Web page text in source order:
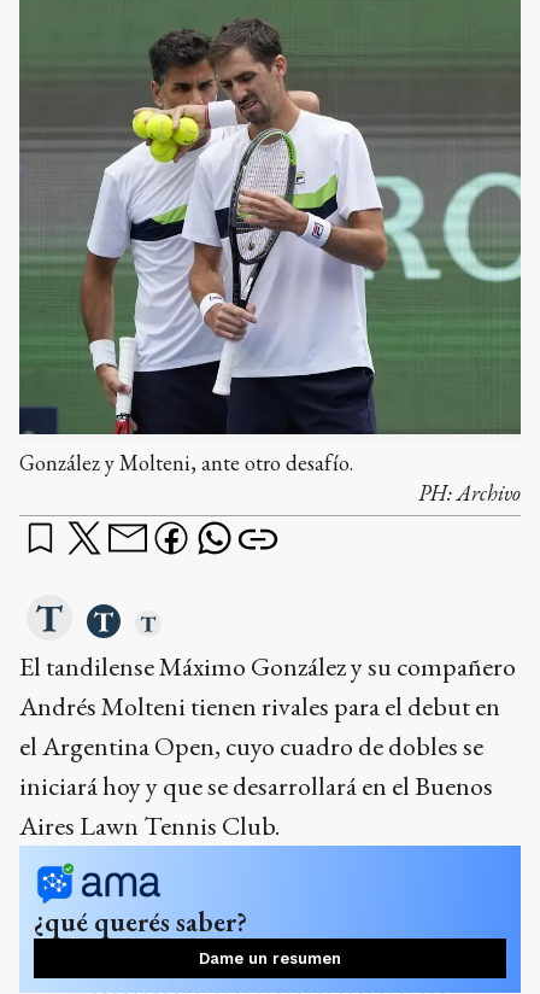
González y Molteni, ante otro desafío.
PH:Archivo
El tandilense Máximo González y su compañero
Andrés Molteni tienen rivales para el debut en
el Argentina Open, cuyo cuadro de dobles se
iniciará hoy y que se desarrollará en el Buenos
Aires Lawn Tennis Club.
¿qué querés saber?
Dame un resumen